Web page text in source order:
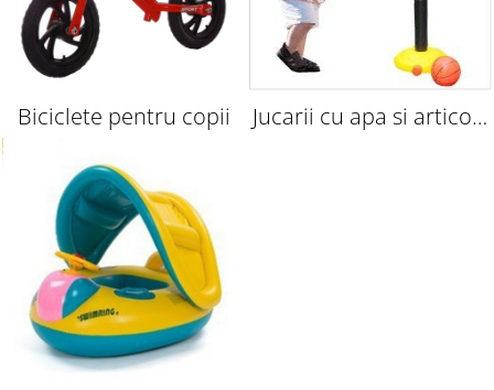
Biciclete pentru copii
Jucarii cu apa si articole